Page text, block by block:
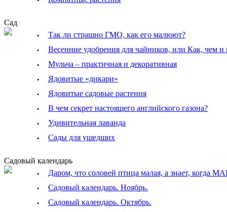
Cад
· Так ли страшно ГМО, как его малюют?
· Весенние удобрения для чайников, или Как, чем
· Мульча – практичная и декоративная
· Ядовитые «дикари»
· Ядовитые садовые растения
· В чем секрет настоящего английского газона?
· Удивительная лаванда
· Сады для ушедших
Садовый календарь
· Даром, что соловей птица малая, а знает, когда
· Садовый календарь. Ноябрь.
· Садовый календарь. Октябрь.